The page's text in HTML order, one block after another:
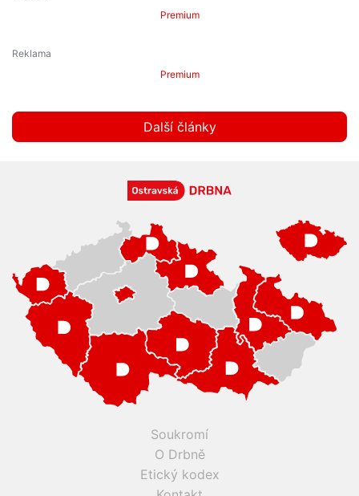
Premium
Premium
Další články
Soukromí
O Drbně
Etický kodex